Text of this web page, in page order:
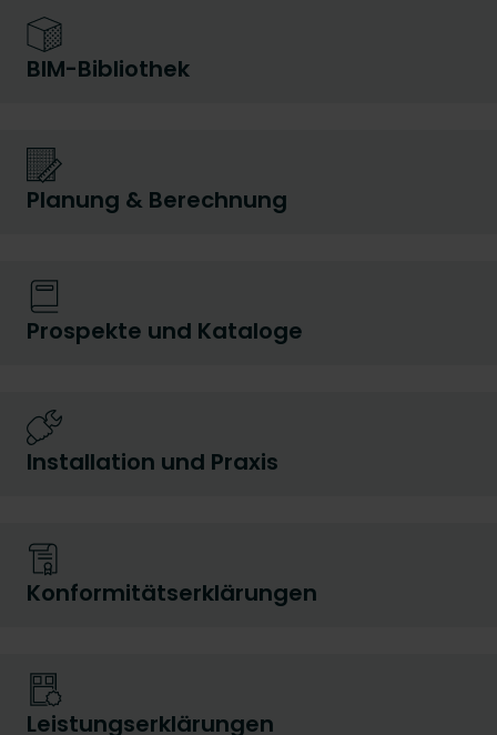
BIM-Bibliothek
Planung & Berechnung
Prospekte und Kataloge
Installation und Praxis
Konformitätserklärungen
Leistungserklärungen